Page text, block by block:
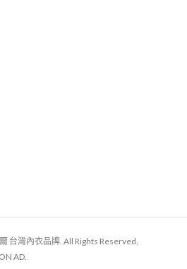
台灣內衣品牌. All Rights Reserved,
AD.